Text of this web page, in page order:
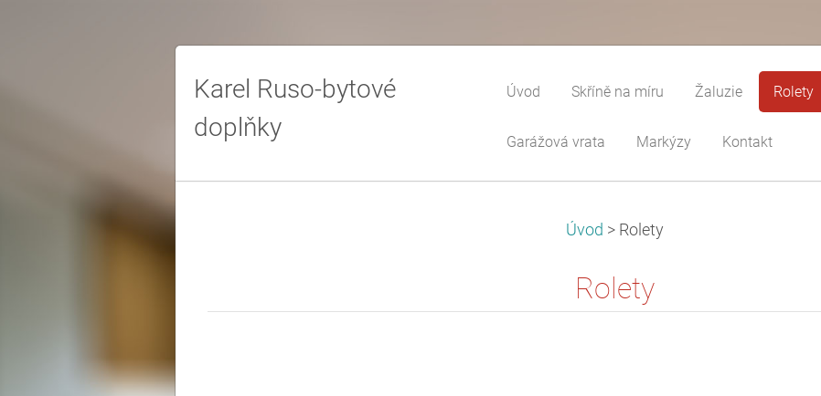
Karel Ruso-bytové
doplňky
Úvod Skříně na míru Žaluzie Rolety
Garážová vrata Markýzy Kontakt
Úvod > Rolety
Rolety